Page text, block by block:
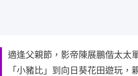
適逢父親節，影帝陳展鵬偕太太
「小豬比」到向日葵花田遊玩，